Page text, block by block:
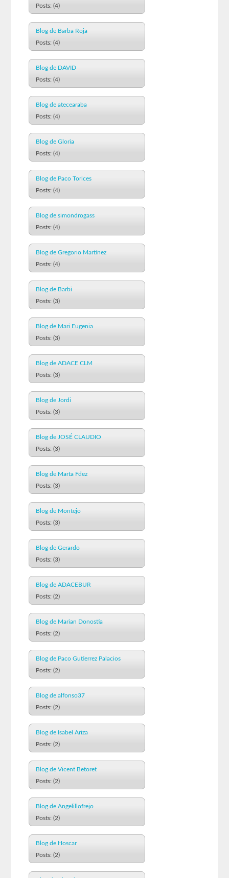
Posts: (4)
Blog de Barba Roja
Posts: (4)
Blog de DAVID
Posts: (4)
Blog de atecearaba
Posts: (4)
Blog de Gloria
Posts: (4)
Blog de Paco Torices
Posts: (4)
Blog de simondrogass
Posts: (4)
Blog de Gregorio Martínez
Posts: (4)
Blog de Barbi
Posts: (3)
Blog de Mari Eugenia
Posts: (3)
Blog de ADACE CLM
Posts: (3)
Blog de Jordi
Posts: (3)
Blog de JOSÉ CLAUDIO
Posts: (3)
Blog de Marta Fdez
Posts: (3)
Blog de Montejo
Posts: (3)
Blog de Gerardo
Posts: (3)
Blog de ADACEBUR
Posts: (2)
Blog de Marian Donostia
Posts: (2)
Blog de Paco Gutierrez Palacios
Posts: (2)
Blog de alfonso37
Posts: (2)
Blog de Isabel Ariza
Posts: (2)
Blog de Vicent Betoret
Posts: (2)
Blog de Angelillofrejo
Posts: (2)
Blog de Hoscar
Posts: (2)